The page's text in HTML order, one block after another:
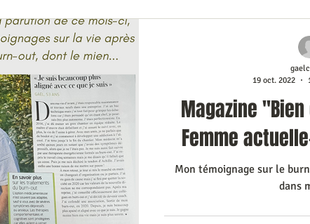
Magazine
Femme
Mon témoignage sur le
dans
19 oct. 2022